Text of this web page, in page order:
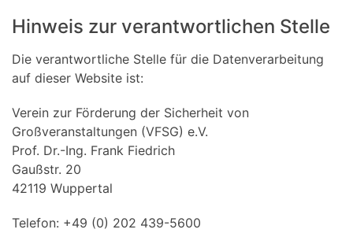
Hinweis zur verantwortlichen Stelle
Die verantwortliche Stelle für die Datenverarbeitung
auf dieser Website ist:
Verein zur Förderung der Sicherheit von
Großveranstaltungen (VFSG) e.V.
Prof. Dr.-Ing. Frank Fiedrich
Gaußstr. 20
42119 Wuppertal
Telefon: +49 (0) 202 439-5600